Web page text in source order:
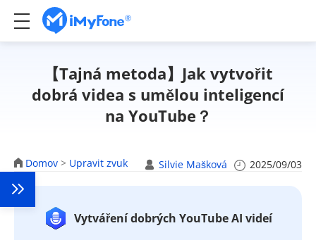
【Tajná metoda】Jak vytvořit
dobrá videa s umělou inteligencí
na YouTube？
Domov > Upravit zvuk Silvie Mašková 2025/09/03
Vytváření dobrých YouTube AI videí